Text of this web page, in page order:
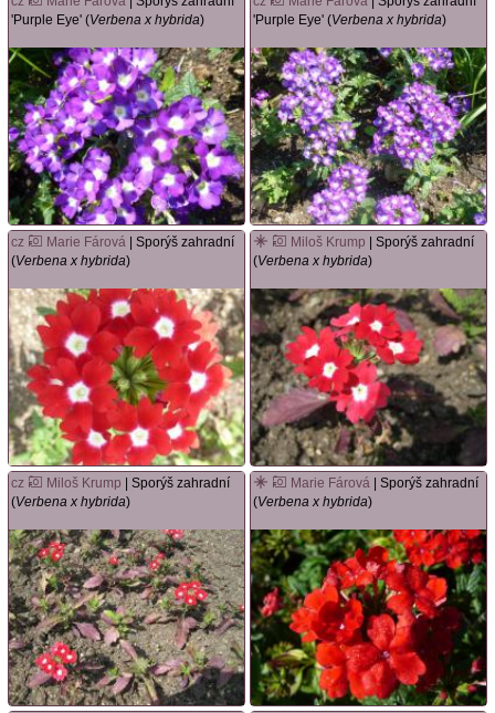
'Purple Eye' (Verbena x hybrida)
'Purple Eye' (Verbena x hybrida)
cz Marie Fárová | Sporýš zahradní
(Verbena x hybrida)
Miloš Krump | Sporýš zahradní
(Verbena x hybrida)
cz Miloš Krump | Sporýš zahradní
(Verbena x hybrida)
Marie Fárová | Sporýš zahradní
(Verbena x hybrida)